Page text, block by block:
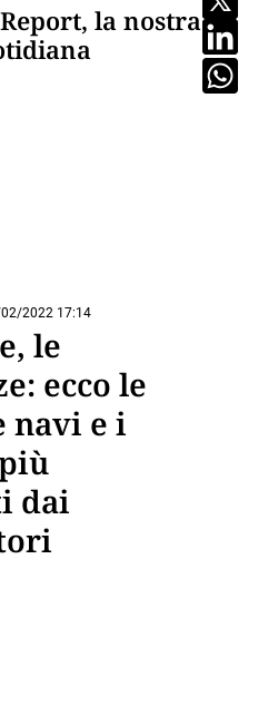
la nostra
2022 17:14
le
ecco le
navi e i
dai